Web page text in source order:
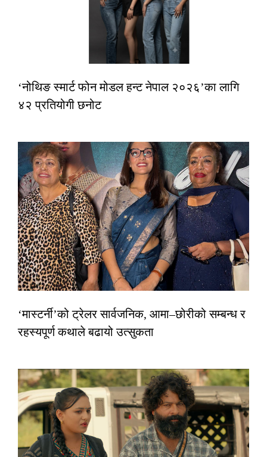
‘नोथिङ स्मार्ट फोन मोडल हन्ट नेपाल २०२६’का लागि
४२ प्रतियोगी छनोट
‘मास्टर्नी’को ट्रेलर सार्वजनिक, आमा–छोरीको सम्बन्ध र
रहस्यपूर्ण कथाले बढायो उत्सुकता